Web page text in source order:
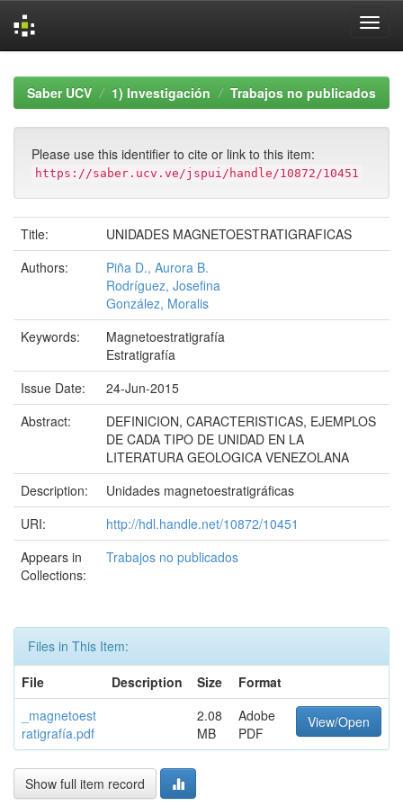
navigationSaber UCV 1) Investigación Trabajos no publicados
Please use this identifier to cite or link to this item:
https://saber.ucv.ve/jspui/handle/10872/10451
Title:
UNIDADES MAGNETOESTRATIGRAFICAS
Authors:
Piña D., Aurora B.
Rodríguez, Josefina
González, Moralis
Keywords:
Magnetoestratigrafía
Estratigrafía
Issue Date:
24-Jun-2015
Abstract:
DEFINICION, CARACTERISTICAS, EJEMPLOS
DE CADA TIPO DE UNIDAD EN LA
LITERATURA GEOLOGICA VENEZOLANA
Description:
Unidades magnetoestratigráficas
URI:
http://hdl.handle.net/10872/10451
Appears in
Collections:
Trabajos no publicados
Files in This Item:
File
Description Size
Format
_magnetoest
ratigrafía.pdf
2.08
MB
Adobe
PDF
View/Open
Show full item record